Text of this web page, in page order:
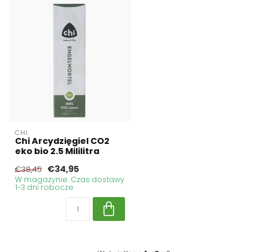
CHI
Chi Arcydzięgiel CO2
eko bio 2.5 Mililitra
€38,45 €34,95
W magazynie. Czas dostawy
1-3 dni robocze